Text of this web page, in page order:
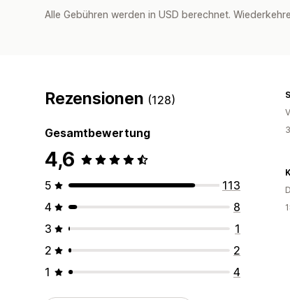
Alle Gebühren werden in USD berechnet.
Rezensionen (128)
Gesamtbewertung
4,6
5
113
4
8
3
1
2
2
1
4